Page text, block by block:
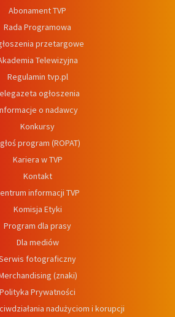
Abonament TVP
Rada Programowa
przetargowe
Telewizyjna
Regulamin tvp.pl
ogłoszenia
o nadawcy
Konkursy
program (ROPAT)
Kariera w TVP
Kontakt
informacji TVP
Komisja Etyki
Program dla prasy
Dla mediów
fotograficzny
(znaki)
Polityka Prywatności
nadużyciom i korupcji